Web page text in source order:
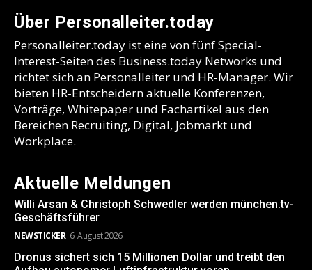
Über Personalleiter.today
Personalleiter.today ist eine von fünf Special-
Interest-Seiten des Business.today Networks und
richtet sich an Personalleiter und HR-Manager. Wir
bieten HR-Entscheidern aktuelle Konferenzen,
Vorträge, Whitepaper und Fachartikel aus den
Bereichen Recruiting, Digital, Jobmarkt und
Workplace.
Aktuelle Meldungen
Willi Arsan & Christoph Schwedler werden münchen.tv-
Geschäftsführer
NEWSTICKER 6. August 2026
Dronus sichert sich 15 Millionen Dollar und treibt den